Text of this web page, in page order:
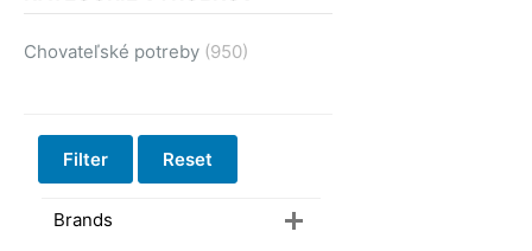
Chovateľské potreby (950)
Filter Reset
Brands